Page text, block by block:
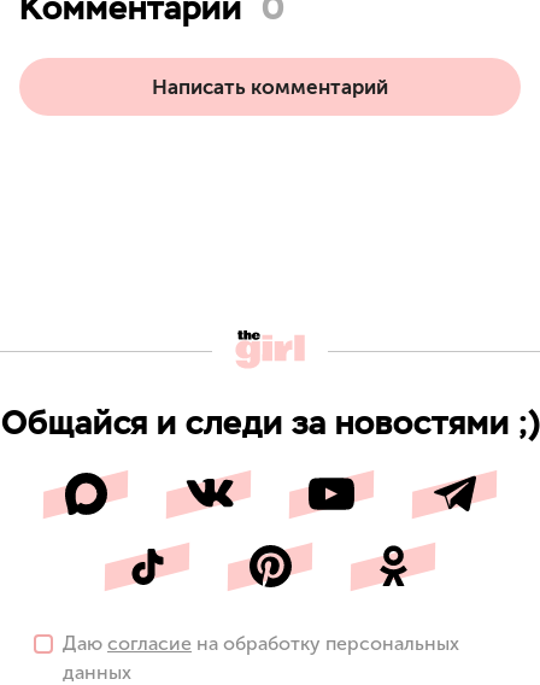
Написать комментарий
Общайся и следи за новостями ;)
Даю согласие на обработку персональных
данных